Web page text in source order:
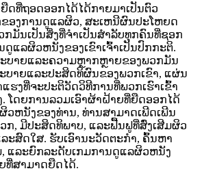
ດທີ່ຖອດອອກໄດ້ໄດ້ກາຍມາເປັນຕົວ
ຂອງການດູແລຜິວ, ສະເຫນີຜົນປະໂຫຍດ
ກມັນເປັນສິ່ງທີ່ຈໍາເປັນສໍາລັບທຸກຄົນທີ່ຊອກ
ແລຜິວຫນັງຂອງເຂົາເຈົ້າເປັນປົກກະຕິ.
ບາຍແລະຄວາມຫຼາກຫຼາຍຂອງພວກມັນ
ບາຍແລະປະສິດທິຜົນຂອງພວກເຂົາ, ແຜ່ນ
ຮງທີ່ຈະປະຕິວັດວິທີການທີ່ພວກເຮົາເຂົ້າ
ໂດຍການລວມເອົາຜ້າຝ້າຍທີ່ຍືດອອກໄດ້
ວຫນັງຂອງທ່ານ, ທ່ານສາມາດເພີດເພີນ
ກ, ມີປະສິດທິພາບ, ແລະຟື້ນຟູທີ່ສົ່ງເສີມຜິວ
ະສົດໃສ. ຮັບເອົານະວັດຕະກໍາ, ຄົ້ນຫາ
, ແລະຍົກລະດັບເກມການດູແລຜິວຫນັງ
ທີ່ສາມາດຍືດໄດ້.